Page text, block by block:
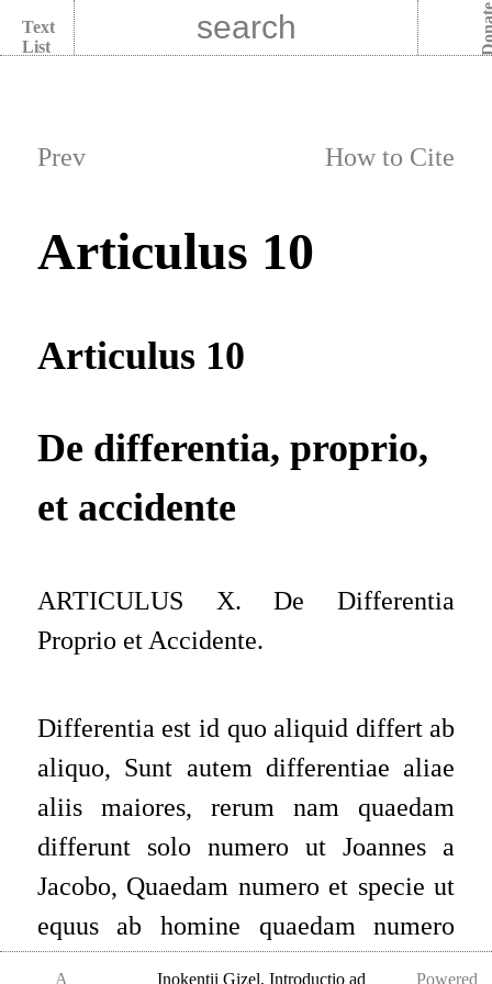
Text
List
Prev How to Cite
Articulus 10
Articulus 10
De differentia, proprio,
et accidente
ARTICULUS X. De Differentia
Proprio et Accidente.
Differentia est id quo aliquid differt ab
aliquo, Sunt autem differentiae aliae
aliis maiores, rerum nam quaedam
differunt solo numero ut Joannes a
Jacobo, Quaedam numero et specie ut
equus ab homine quaedam numero
A Inokentii Gizel,Introductio ad Powered